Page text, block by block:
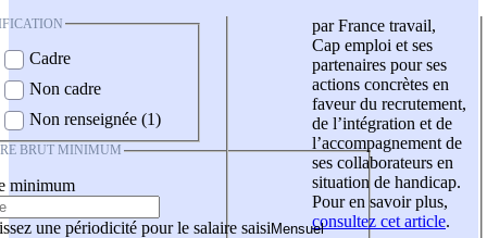
Cadre
Non cadre
Non renseignée (1)
BRUT MINIMUM
minimum
une périodicité pour le salaire saisi
par France travail,
Cap emploi et ses
partenaires pour ses
actions concrètes en
faveur du recrutement,
de l’intégration et de
l’accompagnement de
ses collaborateurs en
situation de handicap.
Pour en savoir plus,
consultez cet article.